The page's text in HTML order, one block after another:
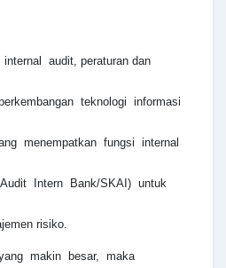
audit, peraturan dan
teknologi informasi
menempatkan fungsi internal
Intern Bank/SKAI) untuk
risiko.
makin besar, maka